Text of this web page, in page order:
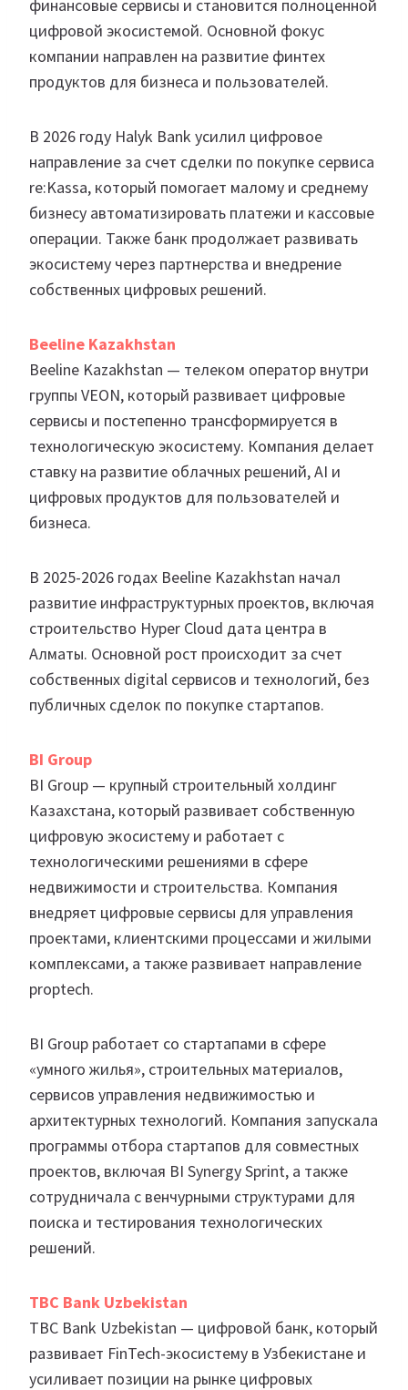
финансовые сервисы и становится полноценной
цифровой экосистемой. Основной фокус
компании направлен на развитие финтех
продуктов для бизнеса и пользователей.
В 2026 году Halyk Bank усилил цифровое
направление за счет сделки по покупке сервиса
re:Kassa, который помогает малому и среднему
бизнесу автоматизировать платежи и кассовые
операции. Также банк продолжает развивать
экосистему через партнерства и внедрение
собственных цифровых решений.
Beeline Kazakhstan
Beeline Kazakhstan — телеком оператор внутри
группы VEON, который развивает цифровые
сервисы и постепенно трансформируется в
технологическую экосистему. Компания делает
ставку на развитие облачных решений, AI и
цифровых продуктов для пользователей и
бизнеса.
В 2025-2026 годах Beeline Kazakhstan начал
развитие инфраструктурных проектов, включая
строительство Hyper Cloud дата центра в
Алматы. Основной рост происходит за счет
собственных digital сервисов и технологий, без
публичных сделок по покупке стартапов.
BI Group
BI Group — крупный строительный холдинг
Казахстана, который развивает собственную
цифровую экосистему и работает с
технологическими решениями в сфере
недвижимости и строительства. Компания
внедряет цифровые сервисы для управления
проектами, клиентскими процессами и жилыми
комплексами, а также развивает направление
proptech.
BI Group работает со стартапами в сфере
«умного жилья», строительных материалов,
сервисов управления недвижимостью и
архитектурных технологий. Компания запускала
программы отбора стартапов для совместных
проектов, включая BI Synergy Sprint, а также
сотрудничала с венчурными структурами для
поиска и тестирования технологических
решений.
TBC Bank Uzbekistan
TBC Bank Uzbekistan — цифровой банк, который
развивает FinTech-экосистему в Узбекистане и
усиливает позиции на рынке цифровых